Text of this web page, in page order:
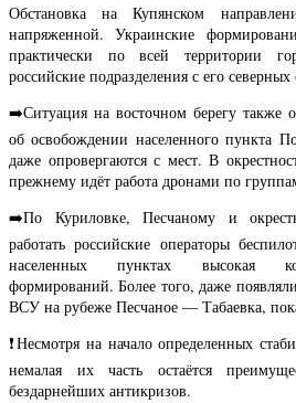
Обстановка на Купянском
напряженной. Украинские
практически по всей территории
российские подразделения с его
➡️Ситуация на восточном берегу также
об освобождении населенного пункта
даже опровергаются с мест. В
прежнему идёт работа дронами по
➡️По Куриловке, Песчаному и
работать российские операторы
населенных пунктах высокая
формирований. Более того, даже
ВСУ на рубеже Песчаное — Табаевка,
❗️Несмотря на начало определенных
немалая их часть остаётся
бездарнейших антикризов.